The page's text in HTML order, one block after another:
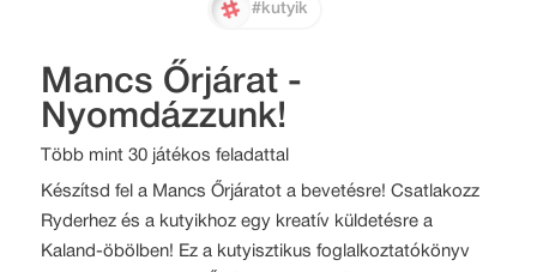
#kutyik
Mancs Őrjárat -
Nyomdázzunk!
Több mint 30 játékos feladattal
Készítsd fel a Mancs Őrjáratot a bevetésre! Csatlakozz
Ryderhez és a kutyikhoz egy kreatív küldetésre a
Kaland-öbölben! Ez a kutyisztikus foglalkoztatókönyv